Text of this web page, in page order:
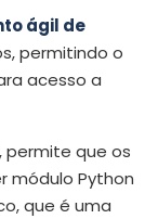
ágil de
permitindo o
acesso a
permite que os
módulo Python
que é uma